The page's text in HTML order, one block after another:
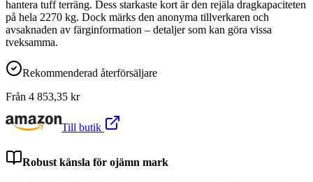
hantera tuff terräng. Dess starkaste kort är den rejäla dragkapaciteten
på hela 2270 kg. Dock märks den anonyma tillverkaren och
avsaknaden av färginformation – detaljer som kan göra vissa
tveksamma.
Rekommenderad återförsäljare
Från 4 853,35 kr
Till butik
Robust känsla för ojämn mark